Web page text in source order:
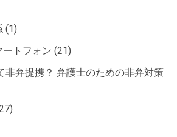
(1)
トフォン (21)
非弁提携？ 弁護士のための非弁対策